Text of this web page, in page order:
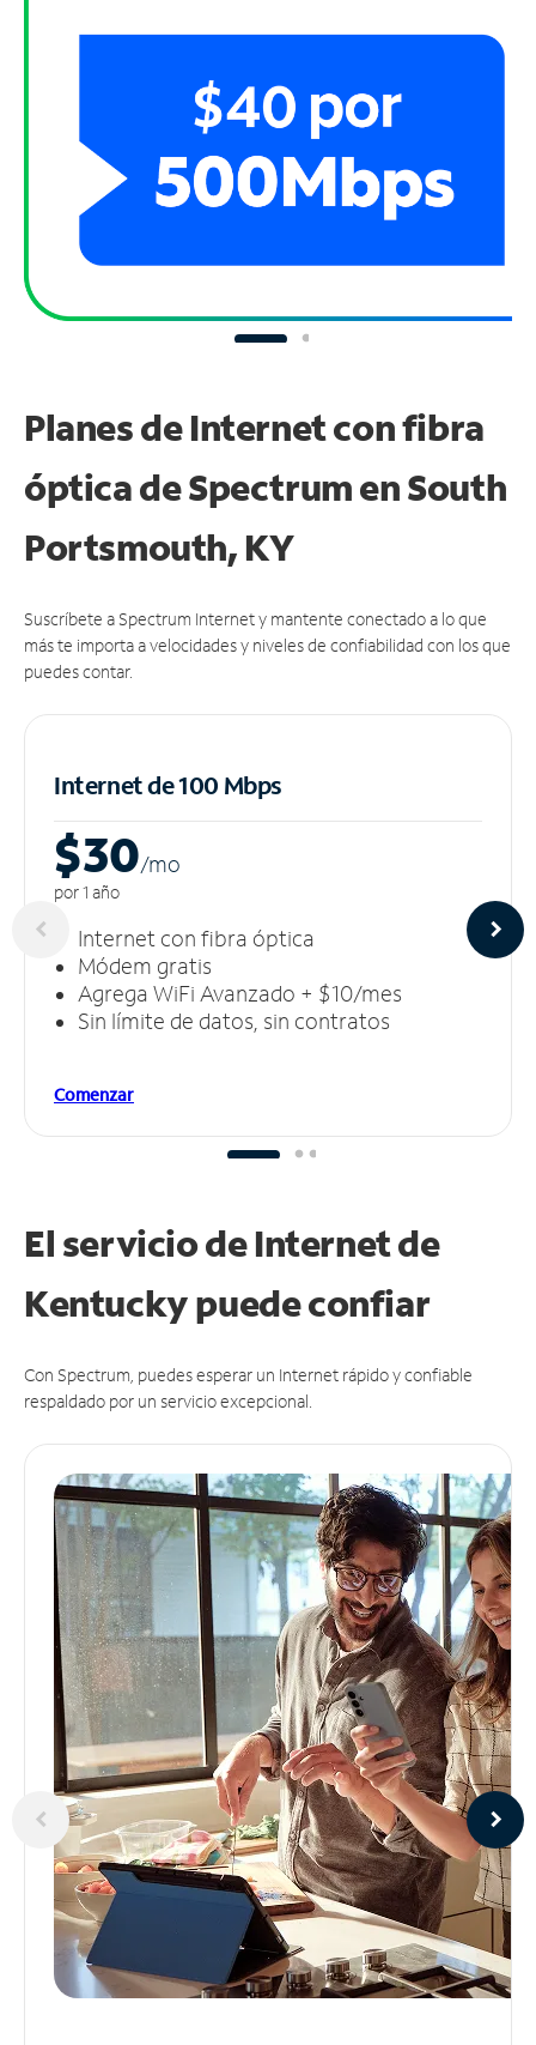
Planes de Internet con fibra
óptica de Spectrum en South
Portsmouth, KY
Suscríbete a Spectrum Internet y mantente conectado a lo que
más te importa a velocidades y niveles de confiabilidad con los que
puedes contar.
Internet de 100 Mbps
$30/mo
por 1 año
Internet con fibra óptica
Módem gratis
Agrega WiFi Avanzado + $10/mes
Sin límite de datos, sin contratos
Comenzar
El servicio de Internet de
Kentucky puedeconfiar
Con Spectrum, puedes esperar un Internet rápido y confiable
respaldado por un servicio excepcional.